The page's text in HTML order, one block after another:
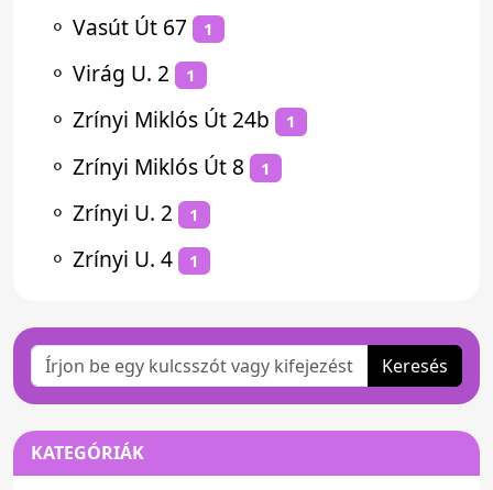
⚬ Vasút Út 67 1
⚬ Virág U. 2 1
⚬ Zrínyi Miklós Út 24b 1
⚬ Zrínyi Miklós Út 8 1
⚬ Zrínyi U. 2 1
⚬ Zrínyi U. 4 1
Keresés
KATEGÓRIÁK